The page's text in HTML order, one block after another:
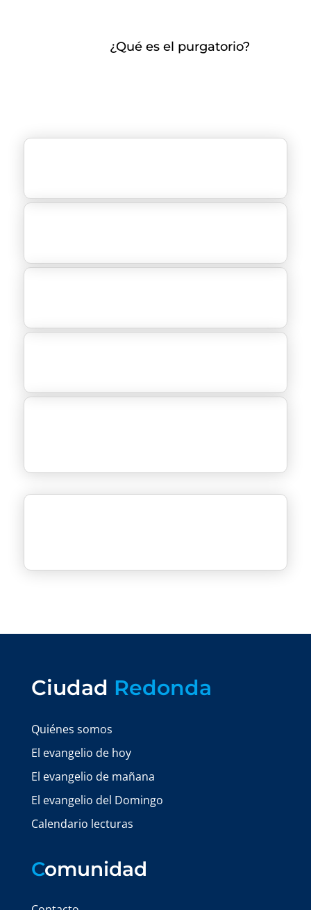
¿Qué es el purgatorio?
Ciudad Redonda
Quiénes somos
El evangelio de hoy
El evangelio de mañana
El evangelio del Domingo
Calendario lecturas
Comunidad